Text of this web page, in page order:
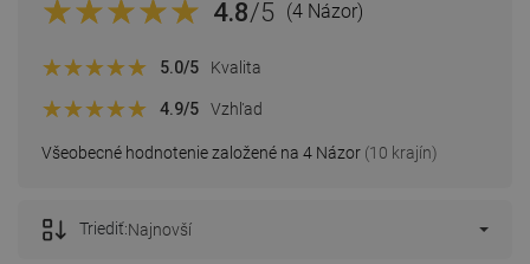
4.8/5 (4 Názor)
Všeobecné hodnotenie založené na 4 Názor (10 krajín)
5.0/5 Kvalita
4.9/5 Vzhľad
Triediť:Najnovší